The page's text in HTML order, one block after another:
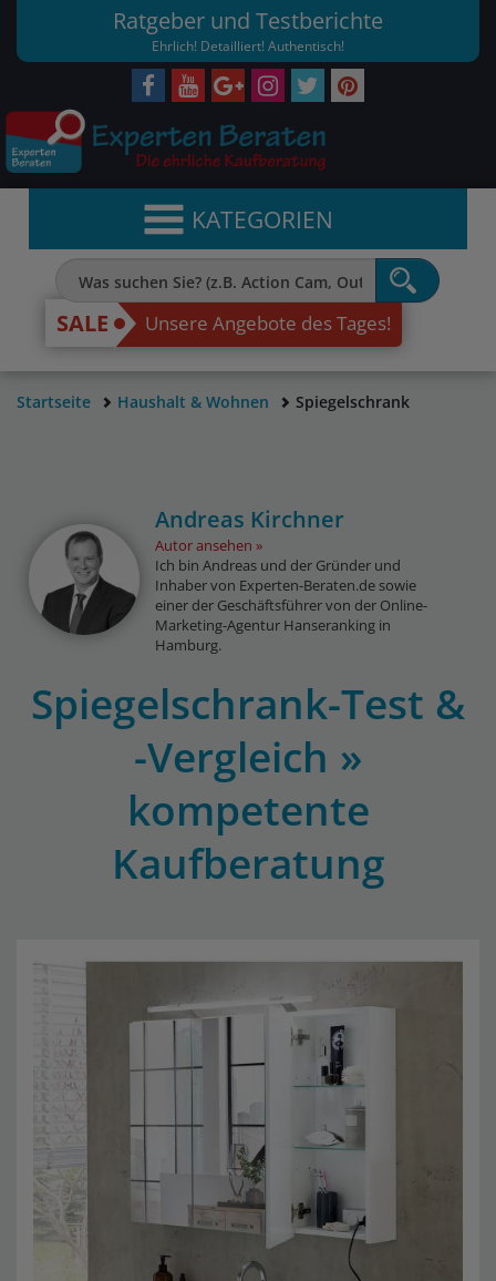
Ratgeber und Testberichte
Ehrlich! Detailliert! Authentisch!
KATEGORIEN
SALE Unsere Angebote des Tages!
Startseite Haushalt & Wohnen Spiegelschrank
Andreas Kirchner
Autor ansehen
Ich bin Andreas und der Gründer und
Inhaber von Experten-Beraten.de sowie
einer der Geschäftsführer von der Online-
Marketing-Agentur Hanseranking in
Hamburg.
Spiegelschrank-Test &
-Vergleich »
kompetente
Kaufberatung